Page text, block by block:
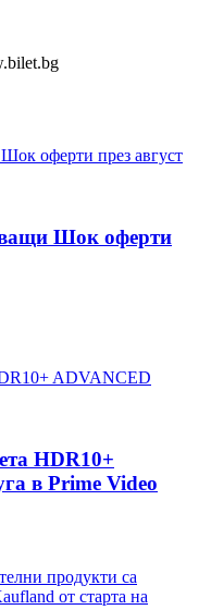
Шок оферти
HDR10+
в Prime Video